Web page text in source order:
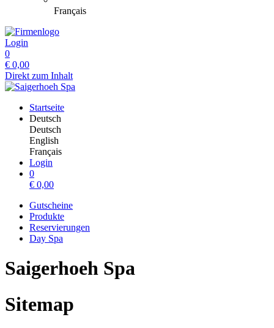
Français
Login
0
€ 0,00
Direkt zum Inhalt
Startseite
Deutsch
Deutsch
English
Français
Login
0
€ 0,00
Gutscheine
Produkte
Reservierungen
Day Spa
Saigerhoeh Spa
Sitemap